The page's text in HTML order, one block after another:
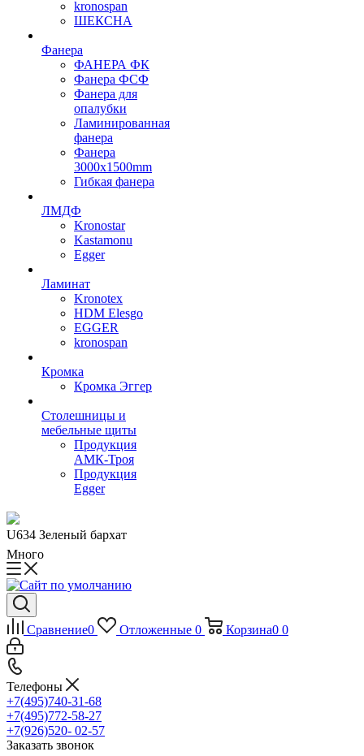
kronospan
ШЕКСНА
Фанера
ФАНЕРА ФК
Фанера ФСФ
Фанера для
опалубки
Ламинированная
фанера
Фанера
3000х1500mm
Гибкая фанера
ЛМДФ
Kronostar
Kastamonu
Egger
Ламинат
Kronotex
HDM Elesgo
EGGER
kronospan
Кромка
Кромка Эггер
Столешницы и
мебельные щиты
Продукция
АМК-Троя
Продукция
Egger
U634 Зеленый бархат
Много
Сравнение0 Отложенные 0 Корзина0 0
Телефоны
+7(495)740-31-68
+7(495)772-58-27
+7(926)520- 02-57
Заказать звонок